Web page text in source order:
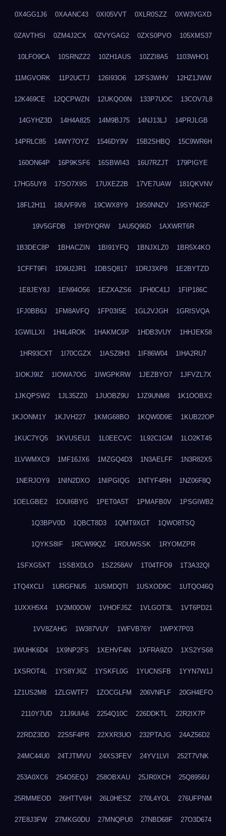
0X4GG1J6 0XAANC43 0XI05VVT 0XLR0SZZ 0XW3VGXD
0ZAVTHSI 0ZM4J2CX 0ZVYGAG2 0ZXS0PVO 105XMS37
10LFO9CA 10SRNZZ2 10ZH1AUS 10ZZI8A5 1103WHO1
11MGVORK 11P2UCTJ 126I93O6 12FS3WHV 12HZ1JWW
12K469CE 12QCPWZN 12UKQO0N 133P7UOC 13COV7L8
14GYHZ3D 14H4A825 14M9BJ75 14NJ13LJ 14PRJLGB
14PRLC85 14WY7OYZ 1546DY9V 15B2SHBQ 15C9WR6H
160ON64P 16P9KSF6 16SBWI43 16U7RZJT 179PIGYE
17HG5UY8 17SO7X9S 17UXEZ2B 17VE7UAW 181QKVNV
18FL2H11 18UVF9V8 19CWX8Y9 19S0NNZV 19SYNG2F
19V5GFDB 19YDYQRW 1AU5Q96D 1AXWRT6R
1B3DEC8P 1BHACZIN 1BI91YFQ 1BNJXLZ0 1BR5X4KO
1CFFT9FI 1D9U2JR1 1DBSQ817 1DRJ3XP8 1E2BYTZD
1E8JEY8J 1EN94O56 1EZXAZS6 1FH0C41J 1FIP186C
1FJ0BB6J 1FM8AVFQ 1FP03I5E 1GL2VJGH 1GRISVQA
1GWILLXI 1H4L4ROK 1HAKMC6P 1HDB3VUY 1HHJEK58
1HR93CXT 1I70CGZX 1IASZ8H3 1IF86W04 1IHA2RU7
1IOKJ9IZ 1IOWA7OG 1IWGPKRW 1JEZBYO7 1JFVZL7X
1JKQPSW2 1JL35ZZ0 1JUOBZ9U 1JZ9UNM8 1K1OOBX2
1KJONM1Y 1KJVH227 1KMG68BO 1KQW0D9E 1KUB22OP
1KUC7YQ5 1KVUSEU1 1L0EECVC 1L92C1GM 1LO2KT45
1LVWMXC9 1MF16JX6 1MZGQ4D3 1N3AELFF 1N3R82X5
1NERJOY9 1NIN2DXO 1NIPGIQG 1NTYF4RH 1NZ06F8Q
1OELGBE2 1OUI6BYG 1PET0A5T 1PMAFB0V 1PSGIWB2
1Q3BPV0D 1QBCT8D3 1QMT9XGT 1QWO8TSQ
1QYKS8IF 1RCW99QZ 1RDUWSSK 1RYOMZPR
1SFXG5XT 1SSBXDLO 1SZ258AV 1T04TFO9 1T3A32QI
1TQ4XCLI 1URGFNU5 1USMDQTI 1USXOD9C 1UTQO46Q
1UXXH5X4 1V2M00OW 1VHOFJ5Z 1VLGOT3L 1VT6PD21
1VV8ZAHG 1W387VUY 1WFVB76Y 1WPX7P03
1WUHK6D4 1X9NP2FS 1XEHVF4N 1XFRA9ZO 1XS2YS68
1XSROT4L 1YS8YJ6Z 1YSKFL0G 1YUCNSFB 1YYN7W1J
1Z1US2M8 1ZLGWTF7 1ZOCGLFM 206VNFLF 20GH4EFO
2110Y7UD 21J9UIA6 2254Q10C 226DDKTL 22R2IX7P
22RDZ3DD 22S5F4PR 22XXR3UO 232PTAJG 24AZ56D2
24MC44U0 24TJTMVU 24XS3FEV 24YV1LVI 252T7VNK
253A0XC6 254O5EQJ 258OBXAU 25JR0XCH 25Q8956U
25RMMEOD 26HTTV6H 26L0HESZ 270L4YOL 276UFPNM
27E8J3FW 27MKG0DU 27MNQPU0 27NBD68F 27O3D674